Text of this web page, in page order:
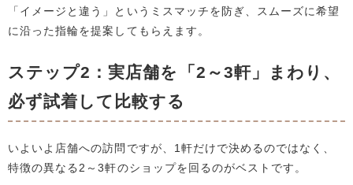
「イメージと違う」というミスマッチを防ぎ、スムーズに希望
に沿った指輪を提案してもらえます。
ステップ2：実店舗を「2～3軒」まわり、
必ず試着して比較する
いよいよ店舗への訪問ですが、1軒だけで決めるのではなく、
特徴の異なる2～3軒のショップを回るのがベストです。